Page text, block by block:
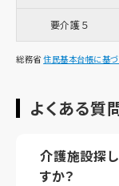
要介護５
総務省住民基本台帳に基づ
よくある質
介護施設探
すか？